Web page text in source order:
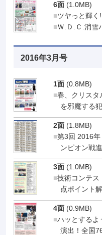
6面 (1.0MB)
ツヤっと輝く
Ｗ.Ｄ.Ｃ.消雪
2016年3月号
1面 (0.8MB)
春、クリスタ
を邪魔する
2面 (1.8MB)
第3回 2016
ンピオン戦
3面 (1.0MB)
技術コンテス
点ポイント
4面 (0.9MB)
ハッとするよ
演出！全国